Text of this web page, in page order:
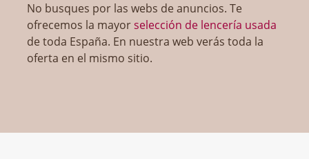
No busques por las webs de anuncios. Te
ofrecemos la mayorselección de lencería usada
de toda España. En nuestra web verás toda la
oferta en el mismo sitio.